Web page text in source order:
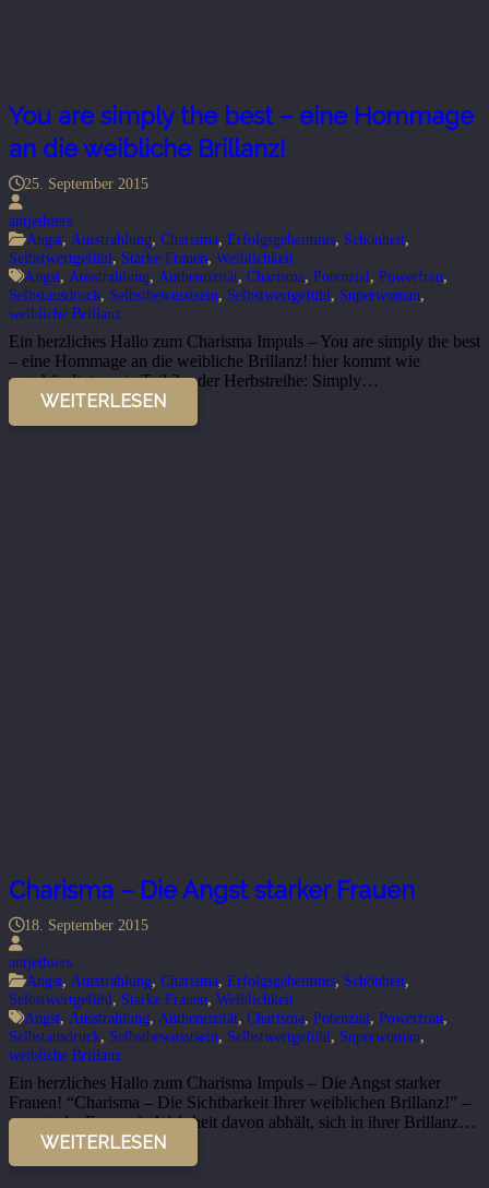
You are simply the best – eine Hommage
an die weibliche Brillanz!
25. September 2015
antjethiers
Angst, Ausstrahlung, Charisma, Erfolgsgeheimnis, Schönheit,
Selbstwertgefühl, Starke Frauen, Weiblichkeit
Angst, Ausstrahlung, Authentizität, Charisma, Potenzial, Powerfrau,
Selbstausdruck, Selbstbewusstsein, Selbstwertgefühl, Superwoman,
weibliche Brillanz
Ein herzliches Hallo zum Charisma Impuls – You are simply the best
– eine Hommage an die weibliche Brillanz! hier kommt wie
angekündigt, mein Teil 2 – der Herbstreihe: Simply…
WEITERLESEN
Charisma – Die Angst starker Frauen
18. September 2015
antjethiers
Angst, Ausstrahlung, Charisma, Erfolgsgeheimnis, Schönheit,
Selbstwertgefühl, Starke Frauen, Weiblichkeit
Angst, Ausstrahlung, Authentizität, Charisma, Potenzial, Powerfrau,
Selbstausdruck, Selbstbewusstsein, Selbstwertgefühl, Superwoman,
weibliche Brillanz
Ein herzliches Hallo zum Charisma Impuls – Die Angst starker
Frauen! “Charisma – Die Sichtbarkeit Ihrer weiblichen Brillanz!” –
was starke Frauen in Wahrheit davon abhält, sich in ihrer Brillanz…
WEITERLESEN